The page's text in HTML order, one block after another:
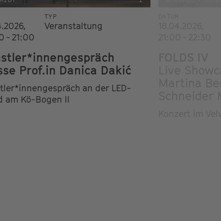
- 21:00
TYP
Veranstaltung
Prof.in Danica Dakić
an der LED-
am Kö-Bogen II